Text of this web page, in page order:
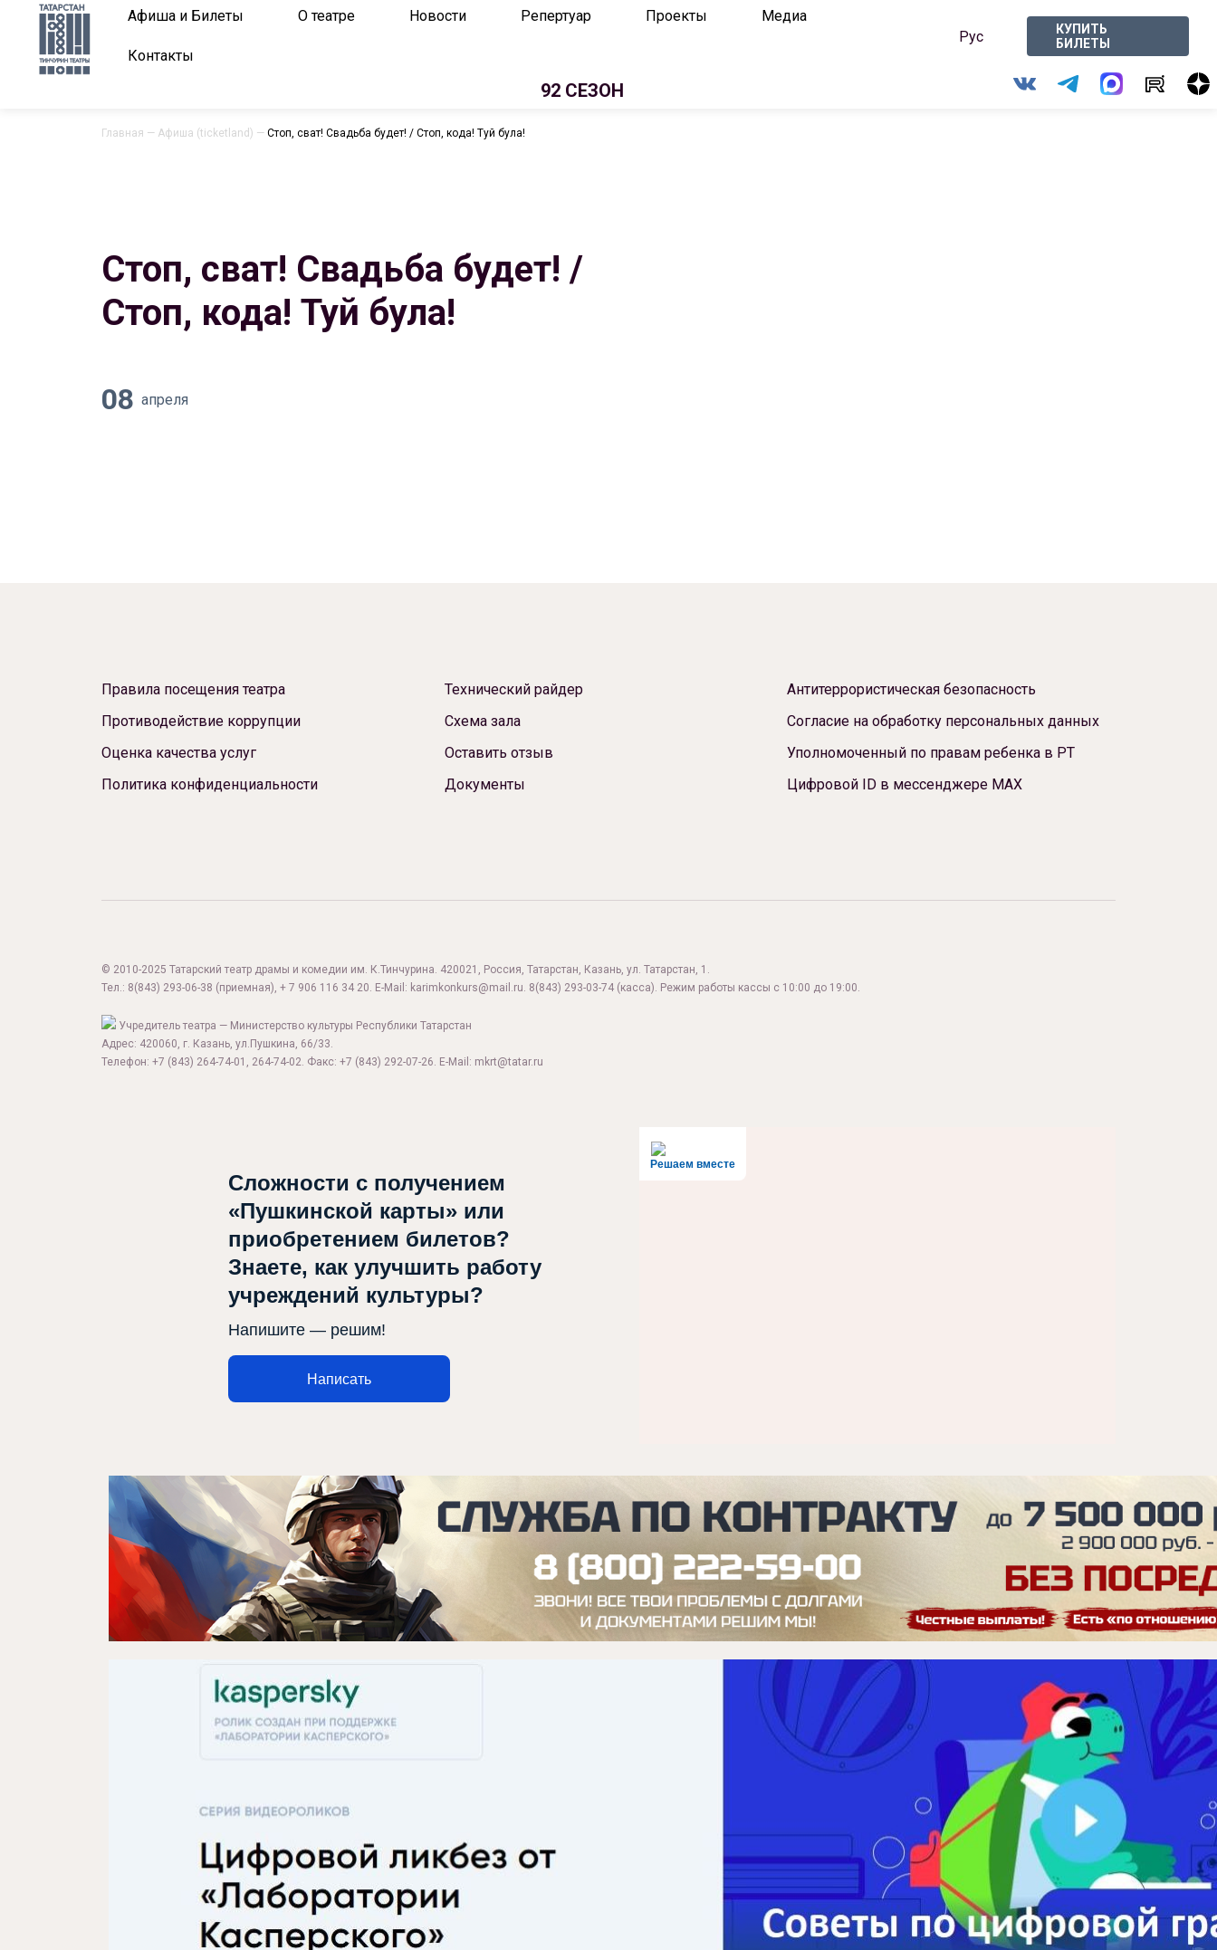
Афиша и Билеты О театре Новости Репертуар Проекты Медиа
Контакты
Рус
КУПИТЬ
БИЛЕТЫ
92 СЕЗОН
Афиша
О театре
Новости
Репертуар
Главная — Афиша (ticketland) — Стоп, сват! Свадьба будет! / Стоп, кода! Туй була!
Стоп, сват! Свадьба будет! /
Стоп, кода! Туй була!
08 апреля
Правила посещения театра
Противодействие коррупции
Оценка качества услуг
Политика конфиденциальности
Технический райдер
Схема зала
Оставить отзыв
Документы
Антитеррористическая безопасность
Согласие на обработку персональных данных
Уполномоченный по правам ребенка в РТ
Цифровой ID в мессенджере МАХ
© 2010-2025 Татарский театр драмы и комедии им. К.Тинчурина. 420021, Россия, Татарстан, Казань, ул. Татарстан, 1.
Тел.: 8(843) 293-06-38 (приемная), + 7 906 116 34 20. E-Mail: karimkonkurs@mail.ru. 8(843) 293-03-74 (касса). Режим работы кассы с 10:00 до 19:00.
Учредитель театра — Министерство культуры Республики Татарстан
Адрес: 420060, г. Казань, ул.Пушкина, 66/33.
Телефон: +7 (843) 264-74-01, 264-74-02. Факс: +7 (843) 292-07-26. E-Mail: mkrt@tatar.ru
Решаем вместе
Сложности с получением
«Пушкинской карты» или
приобретением билетов?
Знаете, как улучшить работу
учреждений культуры?
Напишите — решим!
Написать